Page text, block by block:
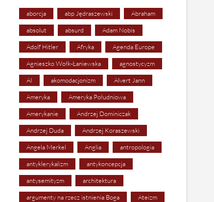
aborcja abp Jędraszewski Abraham
absolut absurd Adam Nobis
Adolf Hitler Afryka Agenda Europe
Agnieszko Wołk-Łaniewska agnostycyzm
AI akomodacjonizm Alvert Jann
Ameryka Ameryka Południowa
Amerykanie Andrzej Dominiczak
Andrzej Duda Andrzej Koraszewski
Angela Merkel Anglia antropologia
antyklerykalizm antykoncepcja
antysemityzm architektura
argumenty na rzecz istnienia Boga Ateizm